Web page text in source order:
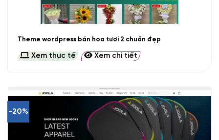
Theme wordpress bán hoa tươi 2 chuẩn đẹp
Xem thực tế Xem chi tiết
-20%